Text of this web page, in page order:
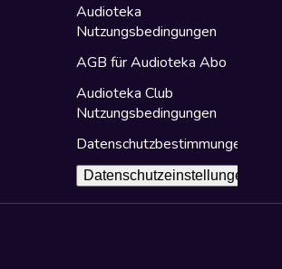
Audioteka
Nutzungsbedingungen
AGB für Audioteka Abo
Audioteka Club
Nutzungsbedingungen
Datenschutzbestimmungen
Datenschutzeinstellungen